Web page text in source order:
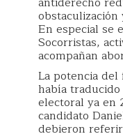
obstaculización
En especial se
Socorristas,
acompañan
La potencia
había
electoral ya en
candidato
debieron